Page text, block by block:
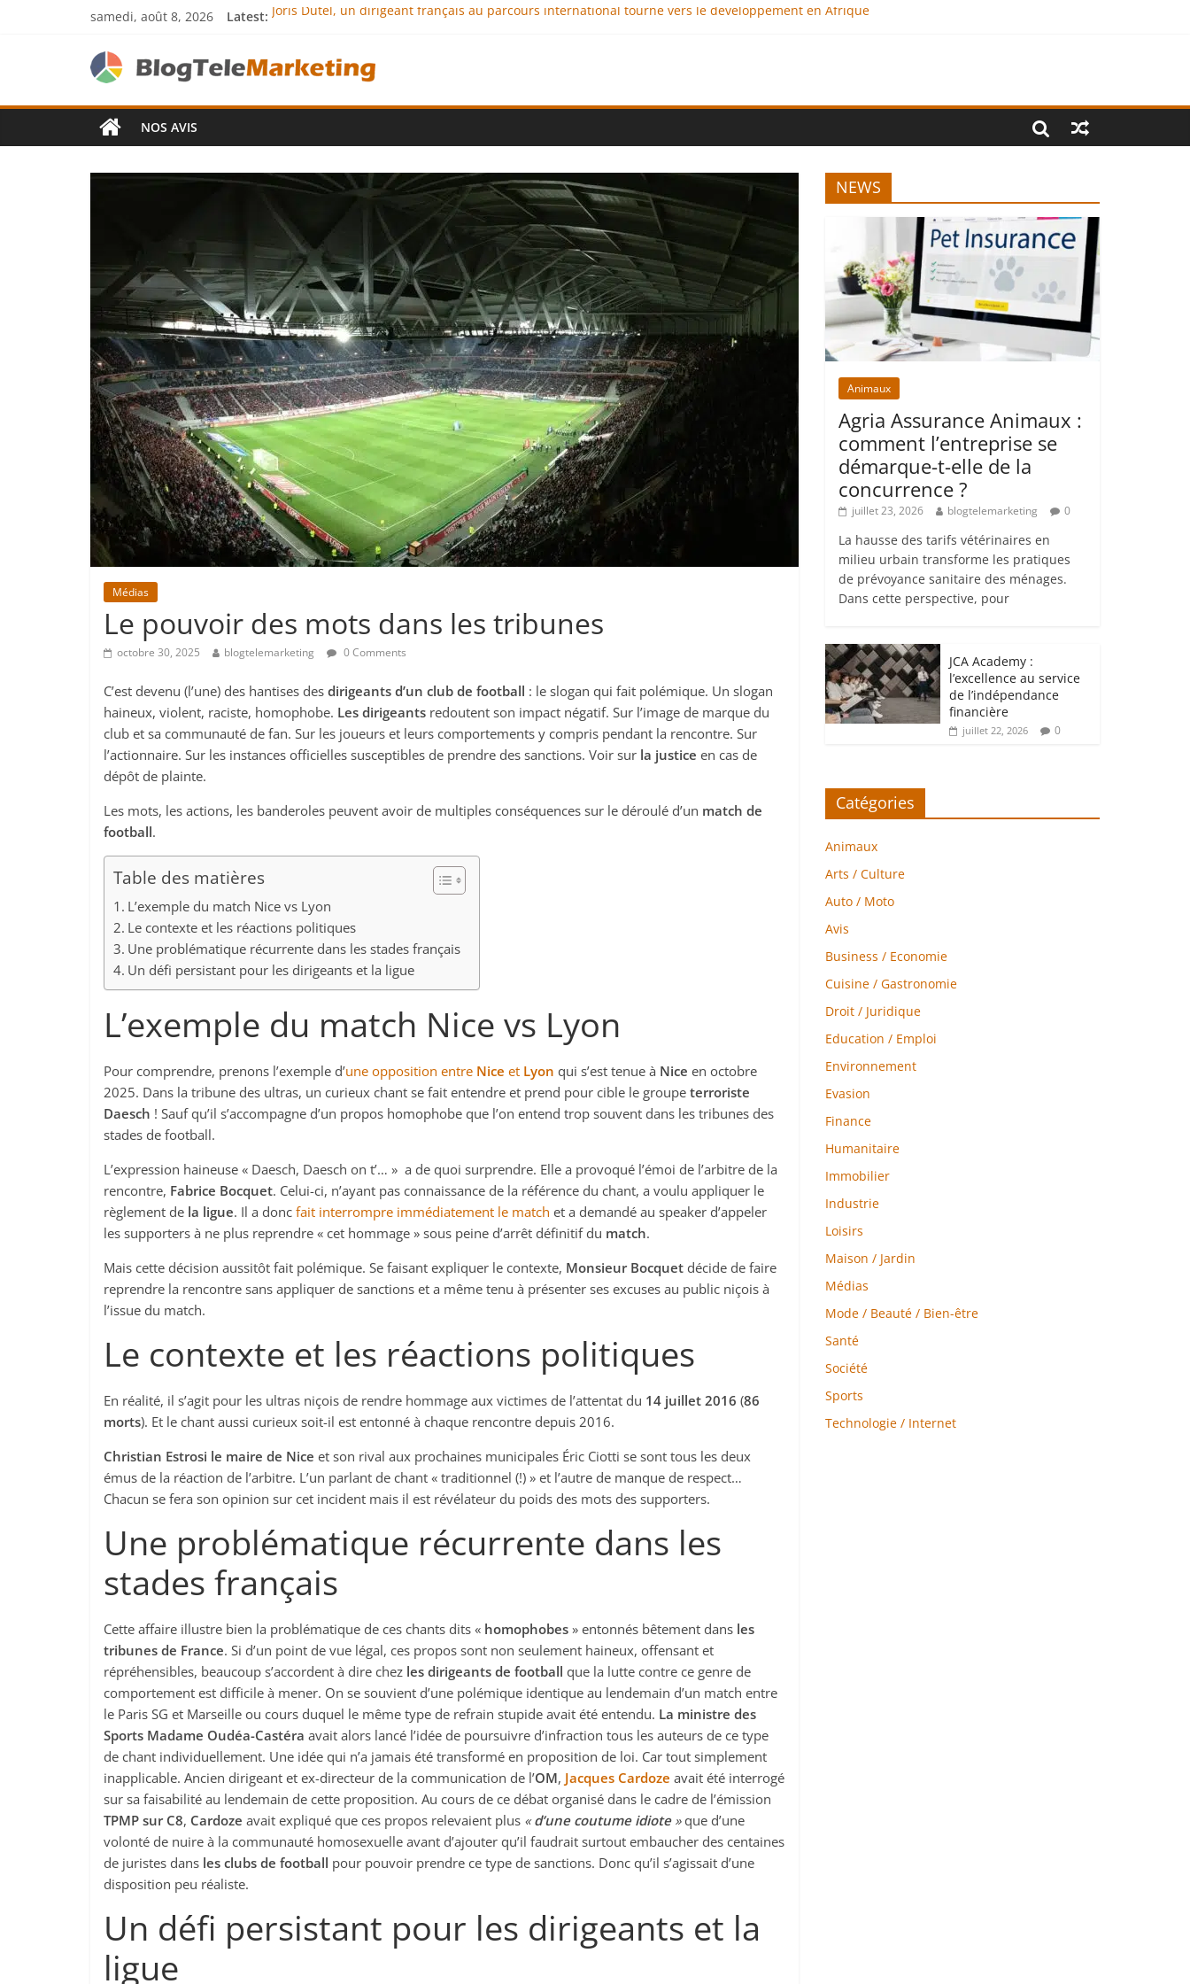
samedi, août 8, 2026 Latest: Joris Dutel, un dirigeant français au parcours international tourné vers le développement en Afrique
JCA Academy : l’excellence au service de l’indépendance financière
Denis Bouclon : la diplomatie éducative comme moteur de coopération internationale
NOS AVIS
Médias
Le pouvoir des mots dans les tribunes
octobre 30, 2025 blogtelemarketing 0 Comments
C’est devenu (l’une) des hantises des dirigeants d’un club de football : le slogan qui fait polémique. Un slogan
haineux, violent, raciste, homophobe. Les dirigeants redoutent son impact négatif. Sur l’image de marque du
club et sa communauté de fan. Sur les joueurs et leurs comportements y compris pendant la rencontre. Sur
l’actionnaire. Sur les instances officielles susceptibles de prendre des sanctions. Voir sur la justice en cas de
dépôt de plainte.
Les mots, les actions, les banderoles peuvent avoir de multiples conséquences sur le déroulé d’un match de
football.
Table des matières
L’exemple du match Nice vs Lyon
Le contexte et les réactions politiques
Une problématique récurrente dans les stades français
Un défi persistant pour les dirigeants et la ligue
L’exemple du match Nice vs Lyon
Pour comprendre, prenons l’exemple d’une opposition entre Nice et Lyon qui s’est tenue à Nice en octobre
2025. Dans la tribune des ultras, un curieux chant se fait entendre et prend pour cible le groupe terroriste
Daesch ! Sauf qu’il s’accompagne d’un propos homophobe que l’on entend trop souvent dans les tribunes des
stades de football.
L’expression haineuse « Daesch, Daesch on t’… » a de quoi surprendre. Elle a provoqué l’émoi de l’arbitre de la
rencontre, Fabrice Bocquet. Celui-ci, n’ayant pas connaissance de la référence du chant, a voulu appliquer le
règlement de la ligue. Il a donc fait interrompre immédiatement le match et a demandé au speaker d’appeler
les supporters à ne plus reprendre « cet hommage » sous peine d’arrêt définitif du match.
Mais cette décision aussitôt fait polémique. Se faisant expliquer le contexte, Monsieur Bocquet décide de faire
reprendre la rencontre sans appliquer de sanctions et a même tenu à présenter ses excuses au public niçois à
l’issue du match.
Le contexte et les réactions politiques
En réalité, il s’agit pour les ultras niçois de rendre hommage aux victimes de l’attentat du 14 juillet 2016 (86
morts). Et le chant aussi curieux soit-il est entonné à chaque rencontre depuis 2016.
Christian Estrosi le maire de Nice et son rival aux prochaines municipales Éric Ciotti se sont tous les deux
émus de la réaction de l’arbitre. L’un parlant de chant « traditionnel (!) » et l’autre de manque de respect…
Chacun se fera son opinion sur cet incident mais il est révélateur du poids des mots des supporters.
Une problématique récurrente dans les
stades français
Cette affaire illustre bien la problématique de ces chants dits « homophobes » entonnés bêtement dans les
tribunes de France. Si d’un point de vue légal, ces propos sont non seulement haineux, offensant et
répréhensibles, beaucoup s’accordent à dire chez les dirigeants de football que la lutte contre ce genre de
comportement est difficile à mener. On se souvient d’une polémique identique au lendemain d’un match entre
le Paris SG et Marseille ou cours duquel le même type de refrain stupide avait été entendu. La ministre des
Sports Madame Oudéa-Castéra avait alors lancé l’idée de poursuivre d’infraction tous les auteurs de ce type
de chant individuellement. Une idée qui n’a jamais été transformé en proposition de loi. Car tout simplement
inapplicable. Ancien dirigeant et ex-directeur de la communication de l’OM, Jacques Cardoze avait été interrogé
sur sa faisabilité au lendemain de cette proposition. Au cours de ce débat organisé dans le cadre de l’émission
TPMP sur C8, Cardoze avait expliqué que ces propos relevaient plus «d’une coutume idiote»que d’une
volonté de nuire à la communauté homosexuelle avant d’ajouter qu’il faudrait surtout embaucher des centaines
de juristes dans les clubs de football pour pouvoir prendre ce type de sanctions. Donc qu’il s’agissait d’une
disposition peu réaliste.
Un défi persistant pour les dirigeants et la
ligue
NEWS
Animaux
Agria Assurance Animaux :
comment l’entreprise se
démarque-t-elle de la
concurrence ?
juillet 23, 2026 blogtelemarketing 0
La hausse des tarifs vétérinaires en
milieu urbain transforme les pratiques
de prévoyance sanitaire des ménages.
Dans cette perspective, pour
JCA Academy :
l’excellence au service
de l’indépendance
financière
juillet 22, 2026 0
Catégories
Animaux
Arts / Culture
Auto / Moto
Avis
Business / Economie
Cuisine / Gastronomie
Droit / Juridique
Education / Emploi
Environnement
Evasion
Finance
Humanitaire
Immobilier
Industrie
Loisirs
Maison / Jardin
Médias
Mode / Beauté / Bien-être
Santé
Société
Sports
Technologie / Internet